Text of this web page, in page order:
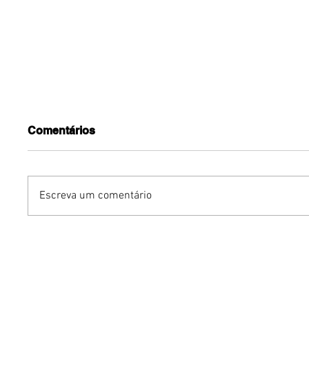
Comentários
Escreva um comentário